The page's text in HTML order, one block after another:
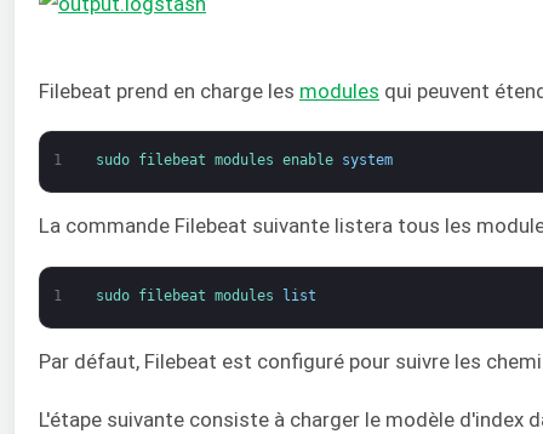
Filebeat prend en charge les modules qui peuvent
1 sudo filebeat modules enable system
La commande Filebeat suivante listera tous les
1 sudo filebeat modules list
Par défaut, Filebeat est configuré pour suivre les
L'étape suivante consiste à charger le modèle d'index